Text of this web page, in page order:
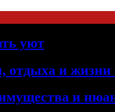
уют
отдыха и жизни
и